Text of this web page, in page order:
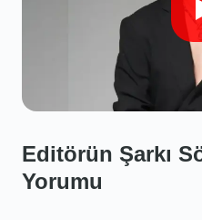
Editörün Şarkı
Yorumu